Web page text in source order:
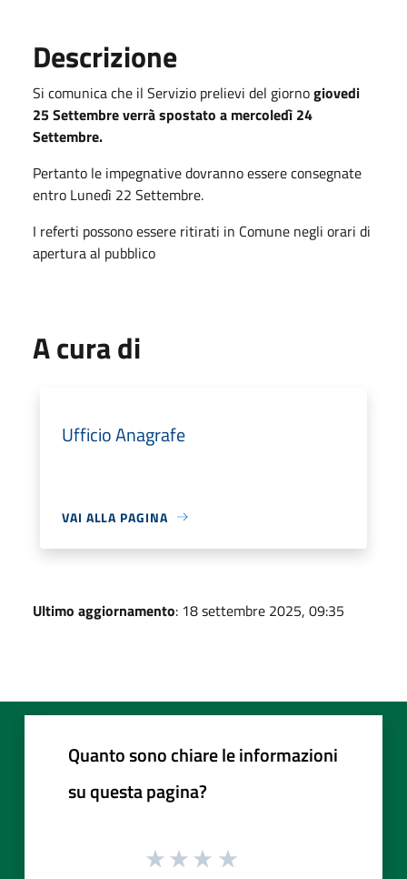
Descrizione
Si comunica che il Servizio prelievi del giornogiovedi
25 Settembre verrà spostato a mercoledì 24
Settembre.
Pertanto le impegnative dovranno essere consegnate
entro Lunedì 22 Settembre.
I referti possono essere ritirati in Comune negli orari di
apertura al pubblico
A cura di
Ufficio Anagrafe
VAI ALLA PAGINA
Ultimo aggiornamento: 18 settembre 2025, 09:35
Quanto sono chiare le informazioni
su questa pagina?